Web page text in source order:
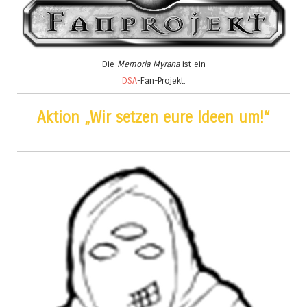
Die Memoria Myranaist ein
DSA-Fan-Projekt.
Aktion „Wir setzen eure Ideen um!“